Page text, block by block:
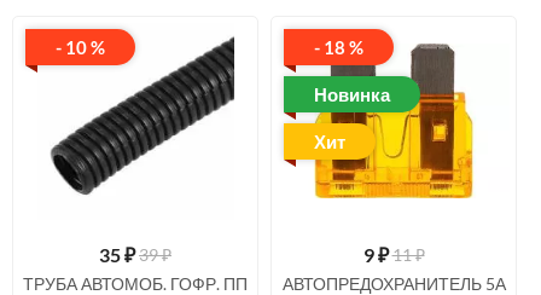
- 10 %
35₽39 ₽
ТРУБА АВТОМОБ. ГОФР. ПП
- 18 %
Новинка
Хит
9₽11 ₽
АВТОПРЕДОХРАНИТЕЛЬ 5А